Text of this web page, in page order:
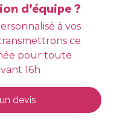
d’équipe ?
à vos
ce
pour toute
16h
devis